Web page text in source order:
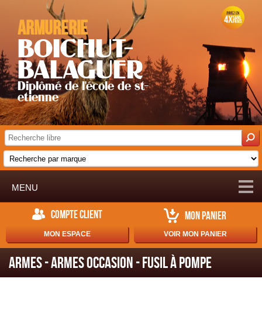
Armurerie
BOICHUT-
BALAGUER
Diplômé de l'école de st-
etienne
MENU
COMPTE CLIENT
MON ESPACE
MON PANIER
VOIR MON PANIER
ARMES - Armes occasion - Fusil à Pompe